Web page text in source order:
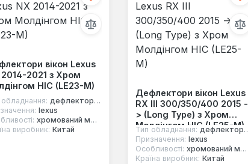
вікон Lexus
2014-2021 з Хром
HIC (LE23-M)
дефлектори вікон
lexus
хромований молдинг
виробник: Китай
Дефлектори вікон Lexus
RX III 300/350/400 2015 -
> (Long Type) з Хром
Молдінгом HIC (LE25-M)
Тип обладнання: дефлектори вікон
Призначення: lexus
Особливості: хромований молдинг
Країна виробник: Китай